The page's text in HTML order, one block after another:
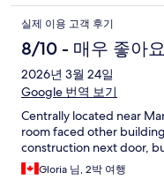
실제 이용 고객 후기
8/10 - 매우 좋아요
2026년 3월 24일
Google 번역 보기
Centrally located near
room faced other
construction next door,
Gloria 님, 2박 여행